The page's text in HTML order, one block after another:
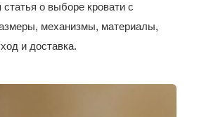
статья о выборе кровати с
механизмы, материалы,
и доставка.